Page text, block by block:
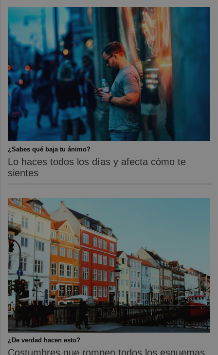
¿Sabes qué baja tu ánimo?
Lo haces todos los días y afecta cómo te
sientes
¿De verdad hacen esto?
Costumbres que rompen todos los esquemas